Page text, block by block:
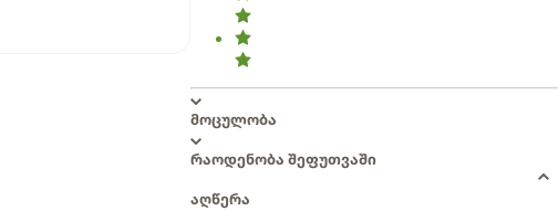
მოცულობა
რაოდენობა შეფუთვაში
აღწერა